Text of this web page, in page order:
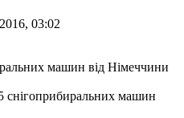
03:02
снігоприбиральних машин